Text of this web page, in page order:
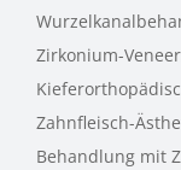
Zirkonium-
Zahnfleisch-
Behandlung mit